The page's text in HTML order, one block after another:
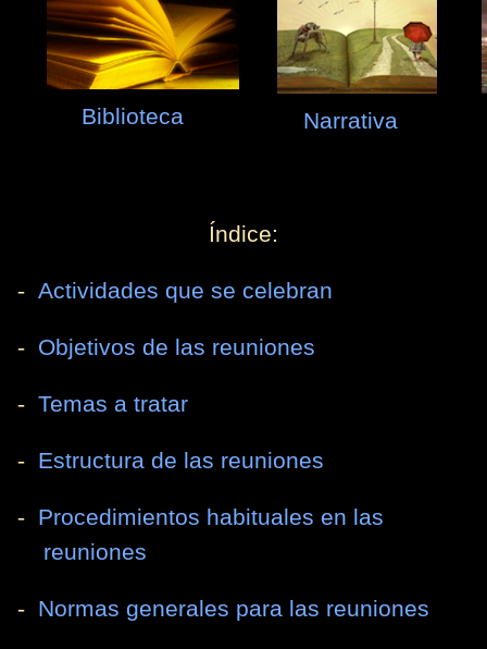
Biblioteca Narrativa
Índice:
- Actividades que se celebran
- Objetivos de las reuniones
- Temas a tratar
- Estructura de las reuniones
- Procedimientos habituales en las
reuniones
- Normas generales para las reuniones